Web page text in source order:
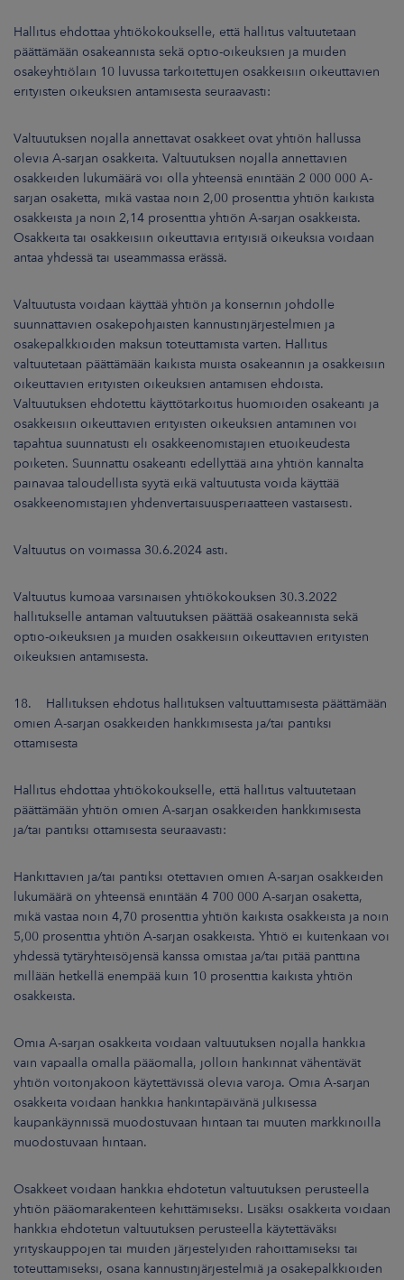
Hallitus ehdottaa yhtiökokoukselle, että hallitus valtuutetaan
päättämään osakeannista sekä optio-oikeuksien ja muiden
osakeyhtiölain 10 luvussa tarkoitettujen osakkeisiin oikeuttavien
erityisten oikeuksien antamisesta seuraavasti:
Valtuutuksen nojalla annettavat osakkeet ovat yhtiön hallussa
olevia A-sarjan osakkeita. Valtuutuksen nojalla annettavien
osakkeiden lukumäärä voi olla yhteensä enintään 2 000 000 A-
sarjan osaketta, mikä vastaa noin 2,00 prosenttia yhtiön kaikista
osakkeista ja noin 2,14 prosenttia yhtiön A-sarjan osakkeista.
Osakkeita tai osakkeisiin oikeuttavia erityisiä oikeuksia voidaan
antaa yhdessä tai useammassa erässä.
Valtuutusta voidaan käyttää yhtiön ja konsernin johdolle
suunnattavien osakepohjaisten kannustinjärjestelmien ja
osakepalkkioiden maksun toteuttamista varten. Hallitus
valtuutetaan päättämään kaikista muista osakeannin ja osakkeisiin
oikeuttavien erityisten oikeuksien antamisen ehdoista.
Valtuutuksen ehdotettu käyttötarkoitus huomioiden osakeanti ja
osakkeisiin oikeuttavien erityisten oikeuksien antaminen voi
tapahtua suunnatusti eli osakkeenomistajien etuoikeudesta
poiketen. Suunnattu osakeanti edellyttää aina yhtiön kannalta
painavaa taloudellista syytä eikä valtuutusta voida käyttää
osakkeenomistajien yhdenvertaisuusperiaatteen vastaisesti.
Valtuutus on voimassa 30.6.2024 asti.
Valtuutus kumoaa varsinaisen yhtiökokouksen 30.3.2022
hallitukselle antaman valtuutuksen päättää osakeannista sekä
optio-oikeuksien ja muiden osakkeisiin oikeuttavien erityisten
oikeuksien antamisesta.
18. Hallituksen ehdotus hallituksen valtuuttamisesta päättämään
omien A-sarjan osakkeiden hankkimisesta ja/tai pantiksi
ottamisesta
Hallitus ehdottaa yhtiökokoukselle, että hallitus valtuutetaan
päättämään yhtiön omien A-sarjan osakkeiden hankkimisesta
ja/tai pantiksi ottamisesta seuraavasti:
Hankittavien ja/tai pantiksi otettavien omien A-sarjan osakkeiden
lukumäärä on yhteensä enintään 4 700 000 A-sarjan osaketta,
mikä vastaa noin 4,70 prosenttia yhtiön kaikista osakkeista ja noin
5,00 prosenttia yhtiön A-sarjan osakkeista. Yhtiö ei kuitenkaan voi
yhdessä tytäryhteisöjensä kanssa omistaa ja/tai pitää panttina
millään hetkellä enempää kuin 10 prosenttia kaikista yhtiön
osakkeista.
Omia A-sarjan osakkeita voidaan valtuutuksen nojalla hankkia
vain vapaalla omalla pääomalla, jolloin hankinnat vähentävät
yhtiön voitonjakoon käytettävissä olevia varoja. Omia A-sarjan
osakkeita voidaan hankkia hankintapäivänä julkisessa
kaupankäynnissä muodostuvaan hintaan tai muuten markkinoilla
muodostuvaan hintaan.
Osakkeet voidaan hankkia ehdotetun valtuutuksen perusteella
yhtiön pääomarakenteen kehittämiseksi. Lisäksi osakkeita voidaan
hankkia ehdotetun valtuutuksen perusteella käytettäväksi
yrityskauppojen tai muiden järjestelyiden rahoittamiseksi tai
toteuttamiseksi, osana kannustinjärjestelmiä ja osakepalkkioiden